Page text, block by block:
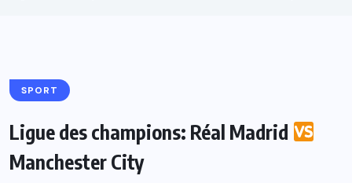
SPORT
Ligue des champions: Réal Madrid
Manchester City